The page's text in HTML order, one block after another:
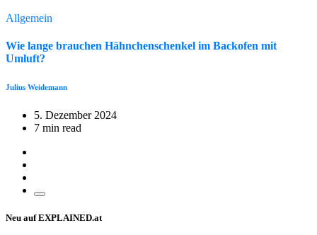
Allgemein
Wie lange brauchen Hähnchenschenkel im Backofen mit
Umluft?
Julius Weidemann
5. Dezember 2024
7 min read
Neu auf EXPLAINED.at